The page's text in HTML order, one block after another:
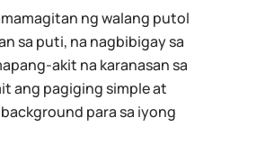
ng walang putol
sa puti, na nagbibigay sa
akit na karanasan sa
ang pagiging simple at
para sa iyong